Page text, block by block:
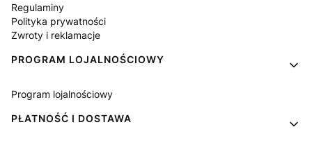
Regulaminy
Polityka prywatności
Zwroty i reklamacje
PROGRAM LOJALNOŚCIOWY
Program lojalnościowy
PŁATNOŚĆ I DOSTAWA